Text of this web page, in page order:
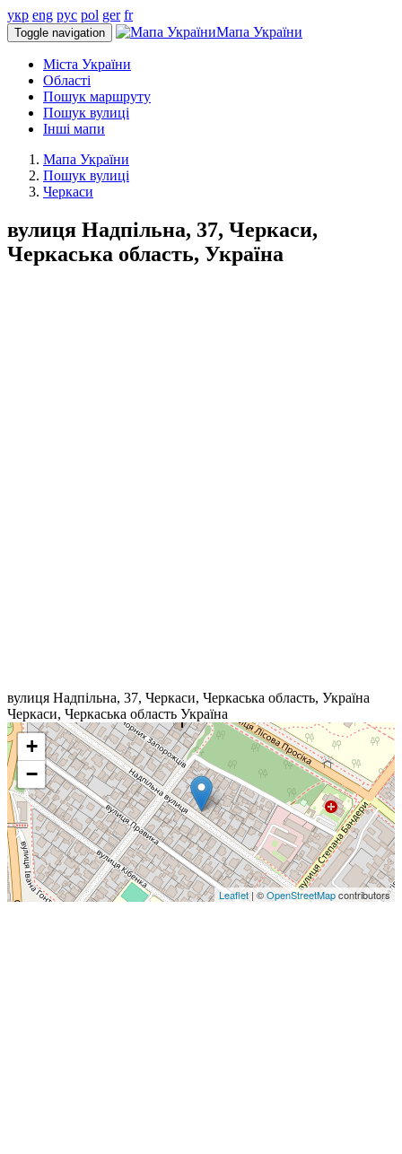
укр eng рус pol ger fr
Toggle navigation Мапа України
Міста України
Області
Пошук маршруту
Пошук вулиці
Інші мапи
Мапа України
Пошук вулиці
Черкаси
вулиця Надпільна, 37, Черкаси,
Черкаська область, Україна
вулиця Надпільна, 37, Черкаси, Черкаська область, Україна
Черкаси, Черкаська область Україна
+
−
Leaflet| ©OpenStreetMapcontributors